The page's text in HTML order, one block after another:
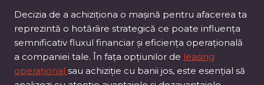
Decizia de a achiziționa o mașină pentru afacerea ta
reprezintă o hotărâre strategică ce poate influența
semnificativ fluxul financiar și eficiența operațională
a companiei tale. În fața opțiunilor de leasing
operațional sau achiziție cu banii jos, este esențial să